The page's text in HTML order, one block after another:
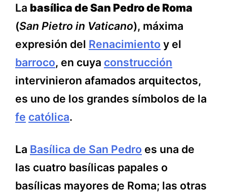
La basílica de San Pedro de Roma
(San Pietro in Vaticano), máxima
expresión del Renacimiento y el
barroco, en cuya construcción
intervinieron afamados arquitectos,
es uno de los grandes símbolos de la
fe católica.
La Basílica de San Pedro es una de
las cuatro basílicas papales o
basílicas mayores de Roma; las otras